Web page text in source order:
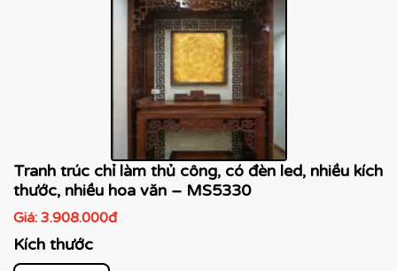
Tranh trúc chỉ làm thủ công, có đèn led, nhiều kích
thước, nhiều hoa văn – MS5330
Giá: 3.908.000đ
Kích thước